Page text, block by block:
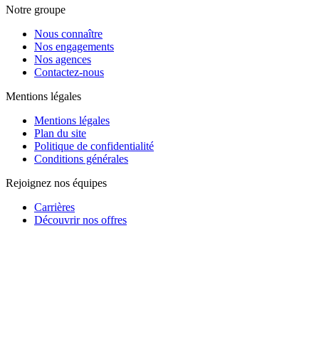
Notre groupe
Nous connaître
Nos engagements
Nos agences
Contactez-nous
Mentions légales
Mentions légales
Plan du site
Politique de confidentialité
Conditions générales
Rejoignez nos équipes
Carrières
Découvrir nos offres